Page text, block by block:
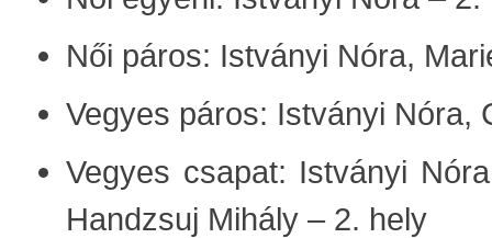
Női páros: Istványi Nóra,
Vegyes páros: Istványi Nóra,
Vegyes csapat: Istványi
Handzsuj Mihály – 2. hely